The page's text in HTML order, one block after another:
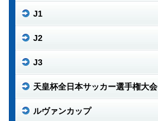
J1
J2
J3
天皇杯全日本サッカー選手権大会
ルヴァンカップ